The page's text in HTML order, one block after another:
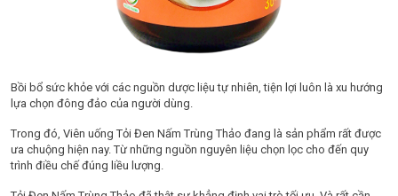
Bồi bổ sức khỏe với các nguồn dược liệu tự nhiên, tiện lợi luôn là xu hướng
lựa chọn đông đảo của người dùng.
Trong đó, Viên uống Tỏi Đen Nấm Trùng Thảo đang là sản phẩm rất được
ưa chuộng hiện nay. Từ những nguồn nguyên liệu chọn lọc cho đến quy
trình điều chế đúng liều lượng.